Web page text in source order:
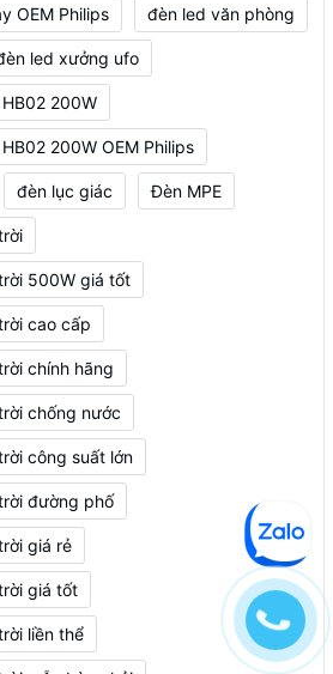
OEM Philips đèn led văn phòng
led xưởng ufo
200W
200W OEM Philips
đèn lục giác Đèn MPE
500W giá tốt
cao cấp
chính hãng
chống nước
công suất lớn
đường phố
giá rẻ
giá tốt
liền thể